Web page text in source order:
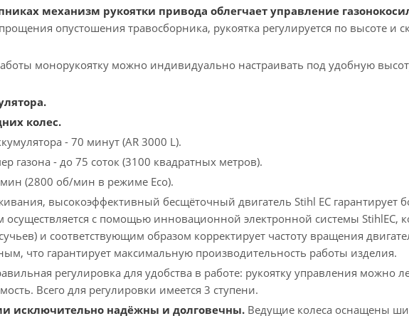
механизм рукоятки привода облегчает управление
опустошения травосборника, рукоятка регулируется по высоте и
монорукоятку можно индивидуально настраивать под удобную
колес.
- 70 минут (AR 3000 L).
газона - до 75 соток (3100 квадратных метров).
(2800 об/мин в режиме Eco).
высокоэффективный бесщёточный двигатель Stihl EC гарантирует
осуществляется с помощью инновационной электронной системы StihlEC,
и соответствующим образом корректирует частоту вращения
что гарантирует максимальную производительность работы изделия.
регулировка для удобства в работе: рукоятку управления можно
Всего для регулировки имеется 3 ступени.
исключительно надёжны и долговечны. Ведущие колеса оснащены